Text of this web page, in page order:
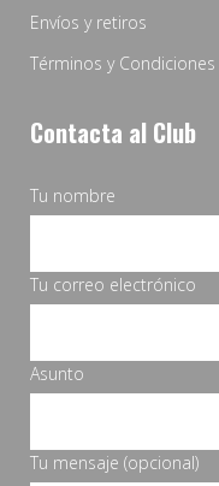
Envíos y retiros
Términos y Condiciones
Contacta al Club
Tu nombre
Tu correo electrónico
Asunto
Tu mensaje (opcional)